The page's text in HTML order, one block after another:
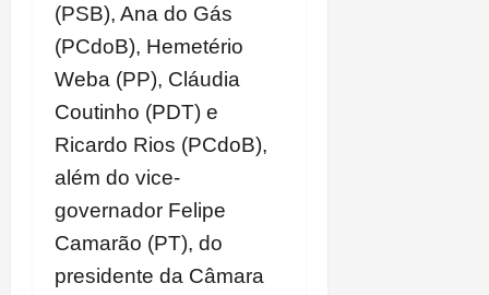
(PSB), Ana do Gás
(PCdoB), Hemetério
Weba (PP), Cláudia
Coutinho (PDT) e
Ricardo Rios (PCdoB),
além do vice-
governador Felipe
Camarão (PT), do
presidente da Câmara